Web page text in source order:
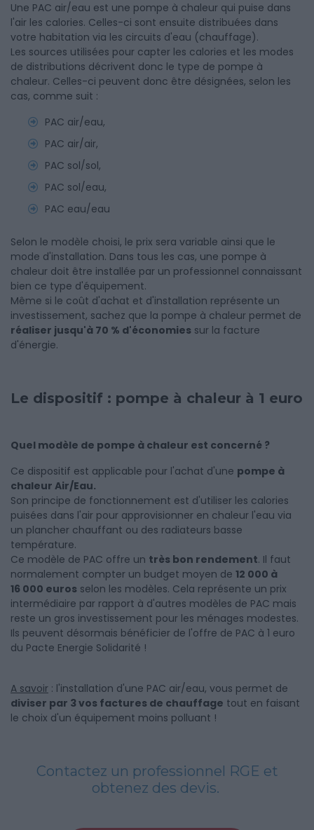
Une PAC air/eau est une pompe à chaleur qui puise dans
l'air les calories. Celles-ci sont ensuite distribuées dans
votre habitation via les circuits d'eau (chauffage).
Les sources utilisées pour capter les calories et les modes
de distributions décrivent donc le type de pompe à
chaleur. Celles-ci peuvent donc être désignées, selon les
cas, comme suit :
PAC air/eau,
PAC air/air,
PAC sol/sol,
PAC sol/eau,
PAC eau/eau
Selon le modèle choisi, le prix sera variable ainsi que le
mode d'installation. Dans tous les cas, une pompe à
chaleur doit être installée par un professionnel connaissant
bien ce type d'équipement.
Même si le coût d'achat et d'installation représente un
investissement, sachez que la pompe à chaleur permet de
réaliser jusqu'à 70 % d'économies sur la facture
d'énergie.
Le dispositif : pompe à chaleur à 1 euro
Quel modèle de pompe à chaleur est concerné ?
Ce dispositif est applicable pour l'achat d'une pompe à
chaleur Air/Eau.
Son principe de fonctionnement est d'utiliser les calories
puisées dans l'air pour approvisionner en chaleur l'eau via
un plancher chauffant ou des radiateurs basse
température.
Ce modèle de PAC offre un très bon rendement. Il faut
normalement compter un budget moyen de 12 000 à
16 000 euros selon les modèles. Cela représente un prix
intermédiaire par rapport à d'autres modèles de PAC mais
reste un gros investissement pour les ménages modestes.
Ils peuvent désormais bénéficier de l'offre de PAC à 1 euro
du Pacte Energie Solidarité !
A savoir : l'installation d'une PAC air/eau, vous permet de
diviser par 3 vos factures de chauffage tout en faisant
le choix d'un équipement moins polluant !
Contactez un professionnel RGE et
obtenez des devis.